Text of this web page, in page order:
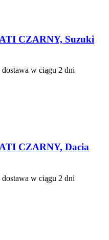
CZARNY, Suzuki
dostawa w ciągu 2 dni
CZARNY, Dacia
dostawa w ciągu 2 dni